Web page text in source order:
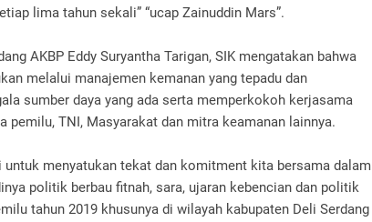
lima tahun sekali” “ucap Zainuddin Mars”.
AKBP Eddy Suryantha Tarigan, SIK mengatakan bahwa
melalui manajemen kemanan yang tepadu dan
sumber daya yang ada serta memperkokoh kerjasama
pemilu, TNI, Masyarakat dan mitra keamanan lainnya.
menyatukan tekat dan komitment kita bersama dalam
politik berbau fitnah, sara, ujaran kebencian dan politik
tahun 2019 khusunya di wilayah kabupaten Deli Serdang